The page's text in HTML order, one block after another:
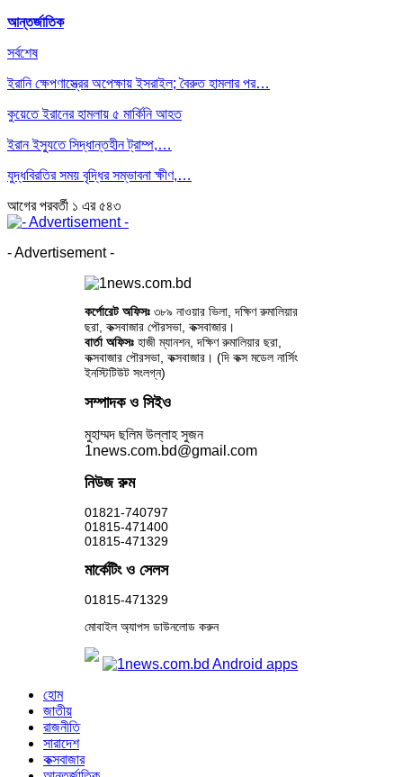
আন্তর্জাতিক
সর্বশেষ
ইরানি ক্ষেপণাস্ত্রের অপেক্ষায় ইসরাইল; বৈরুত হামলার পর…
কুয়েতে ইরানের হামলায় ৫ মার্কিনি আহত
ইরান ইস্যুতে সিদ্ধান্তহীন ট্রাম্প,…
যুদ্ধবিরতির সময় বৃদ্ধির সম্ভাবনা ক্ষীণ,…
আগেরপরবর্তী ১ এর ৫৪৩
- Advertisement -
কর্পোরেট অফিসঃ ৩৮৯ নাওয়ার ভিলা, দক্ষিণ রুমালিয়ার
ছরা, কক্সবাজার পৌরসভা, কক্সবাজার।
বার্তা অফিসঃহাজী ম্যানশন, দক্ষিণ রুমালিয়ার ছরা,
কক্সবাজার পৌরসভা, কক্সবাজার। (দি কক্স মডেল নার্সিং
ইনস্টিটিউট সংলগ্ন)
সম্পাদক ও সিইও
মুহাম্মদ ছলিম উল্লাহ সুজন
1news.com.bd@gmail.com
নিউজ রুম
01821-740797
01815-471400
01815-471329
মার্কেটিং ও সেলস
01815-471329
মোবাইল অ্যাপস ডাউনলোড করুন
হোম
জাতীয়
রাজনীতি
সারাদেশ
কক্সবাজার